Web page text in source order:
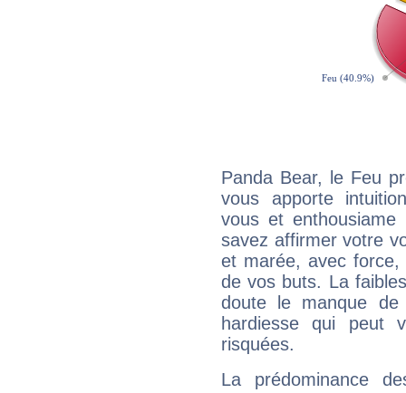
Panda Bear, le Feu
vous apporte
vous et
savez affirmer votre
et marée, avec
de vos buts. La
doute le manque
hardiesse qui peut
risquées.
La prédominance